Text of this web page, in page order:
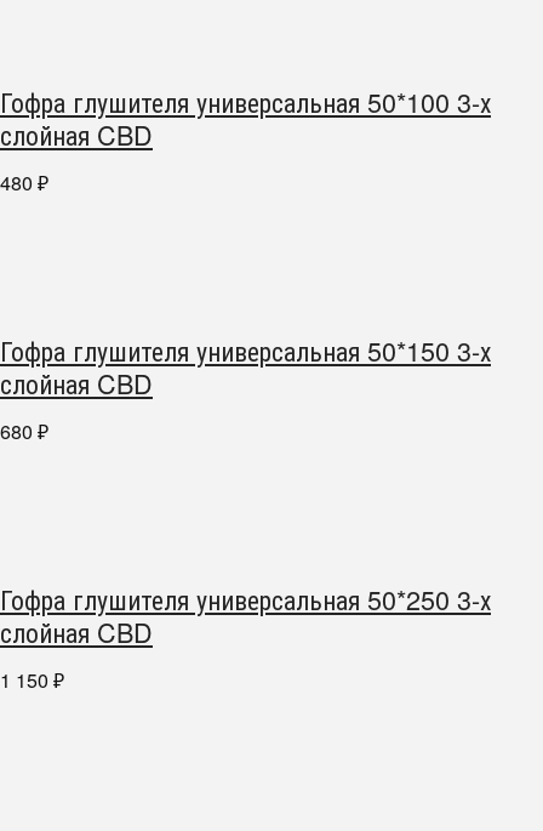
Гофра глушителя универсальная 50*100 3-х
слойная CBD
480 ₽
Гофра глушителя универсальная 50*150 3-х
слойная CBD
680 ₽
Гофра глушителя универсальная 50*250 3-х
слойная CBD
1 150 ₽